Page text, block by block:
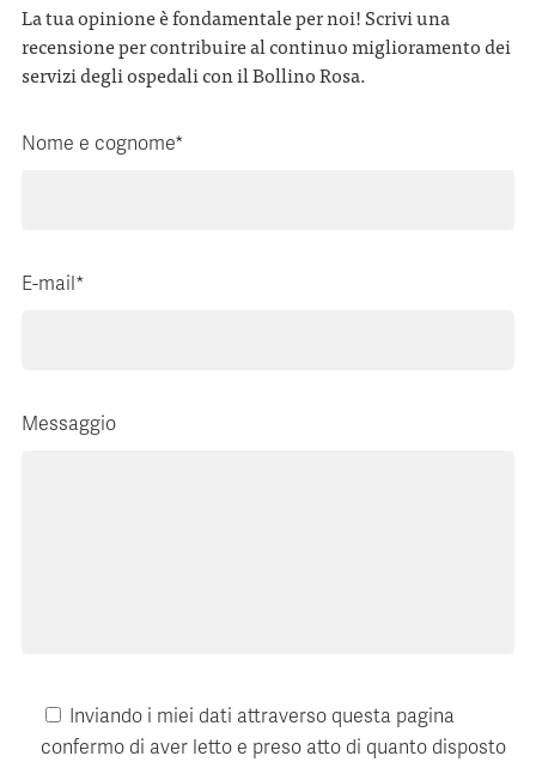
La tua opinione è fondamentale per noi! Scrivi una
recensione per contribuire al continuo miglioramento dei
servizi degli ospedali con il Bollino Rosa.
Nome e cognome*
E-mail*
Messaggio
Inviando i miei dati attraverso questa pagina
confermo di aver letto e preso atto di quanto disposto